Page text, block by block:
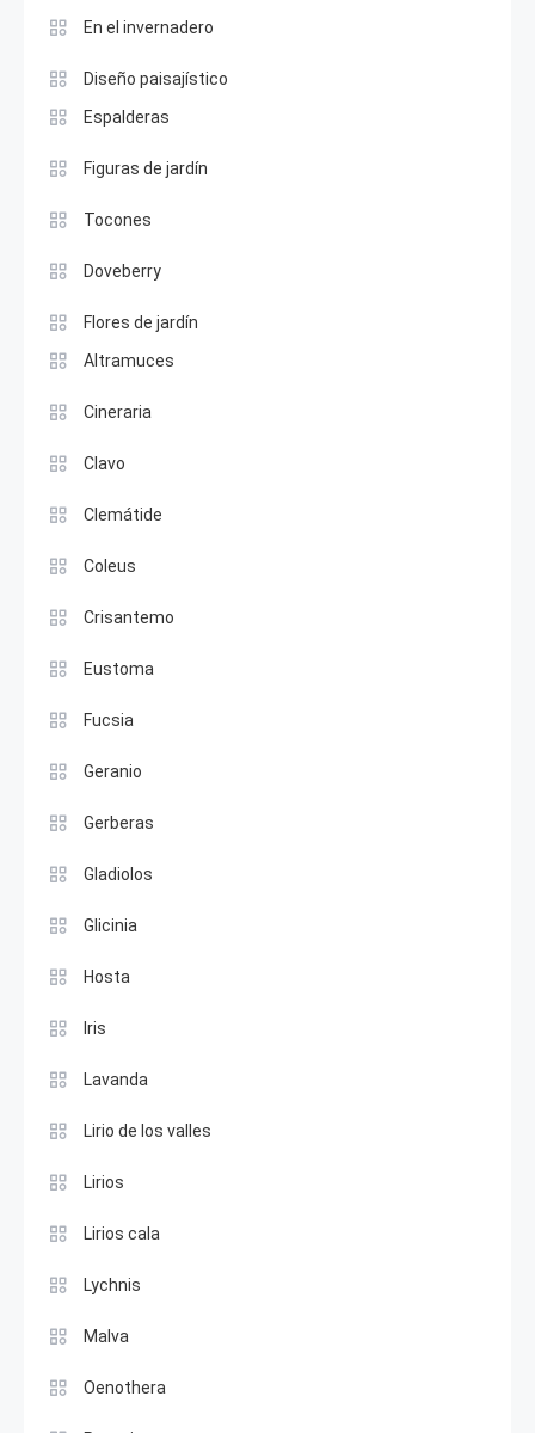
En el invernadero
Diseño paisajístico
Espalderas
Figuras de jardín
Tocones
Doveberry
Flores de jardín
Altramuces
Cineraria
Clavo
Clemátide
Coleus
Crisantemo
Eustoma
Fucsia
Geranio
Gerberas
Gladiolos
Glicinia
Hosta
Iris
Lavanda
Lirio de los valles
Lirios
Lirios cala
Lychnis
Malva
Oenothera